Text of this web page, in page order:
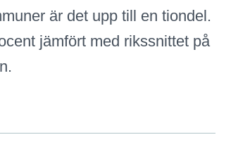
är det upp till en tiondel.
jämfört med rikssnittet på